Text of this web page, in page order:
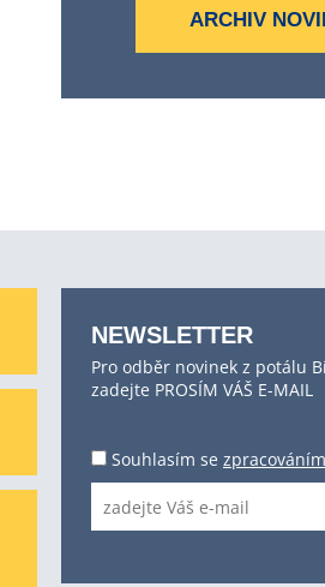
ARCHIV
NEWSLETTER
Pro odběr novinek z potálu
zadejte PROSÍM VÁŠ E-MAIL
Souhlasím se